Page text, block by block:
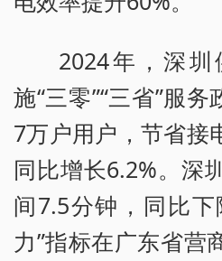
2024年，深
施“三零”“三省”服
7万户用户，节省接
同比增长6.2%。深
间7.5分钟，同比
力”指标在广东省营